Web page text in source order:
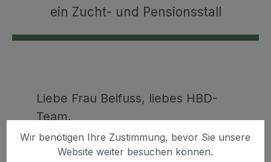
ein Zucht- und Pensionsstall
Liebe Frau Beifuss, liebes HBD-
Team,
als Hofbesitzerin eines Zucht- und
Wir benötigen Ihre Zustimmung, bevor Sie unsere
Website weiter besuchen können.